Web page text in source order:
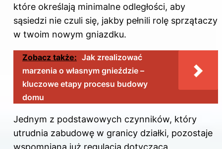
które określają minimalne odległości, aby
sąsiedzi nie czuli się, jakby pełnili rolę sprzątaczy
w twoim nowym gniazdku.
Zobacz także: Jak zrealizować
marzenia o własnym gnieździe –
kluczowe etapy procesu budowy
domu
Jednym z podstawowych czynników, który
utrudnia zabudowę w granicy działki, pozostaje
wspomniana już regulacja dotycząca